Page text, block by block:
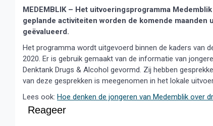
MEDEMBLIK – Het uitvoeringsprogramma
geplande activiteiten worden de komende
geëvalueerd.
Het programma wordt uitgevoerd binnen de kaders van
2020. Er is gebruik gemaakt van de informatie van
Denktank Drugs & Alcohol gevormd. Zij hebben
van deze gesprekken is meegenomen in het lokale
Lees ook: Hoe denken de jongeren van Medemblik over
Reageer